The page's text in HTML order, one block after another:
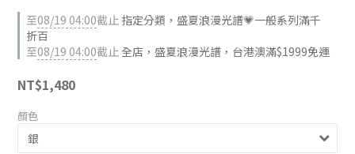
3
2
1
1
0
至08/19 04:00截止 指定分類，盛夏浪漫光譜💗一般系列滿千
折百
至08/19 04:00截止 全店，盛夏浪漫光譜，台港澳滿$1999免運
NT$1,480
顏色